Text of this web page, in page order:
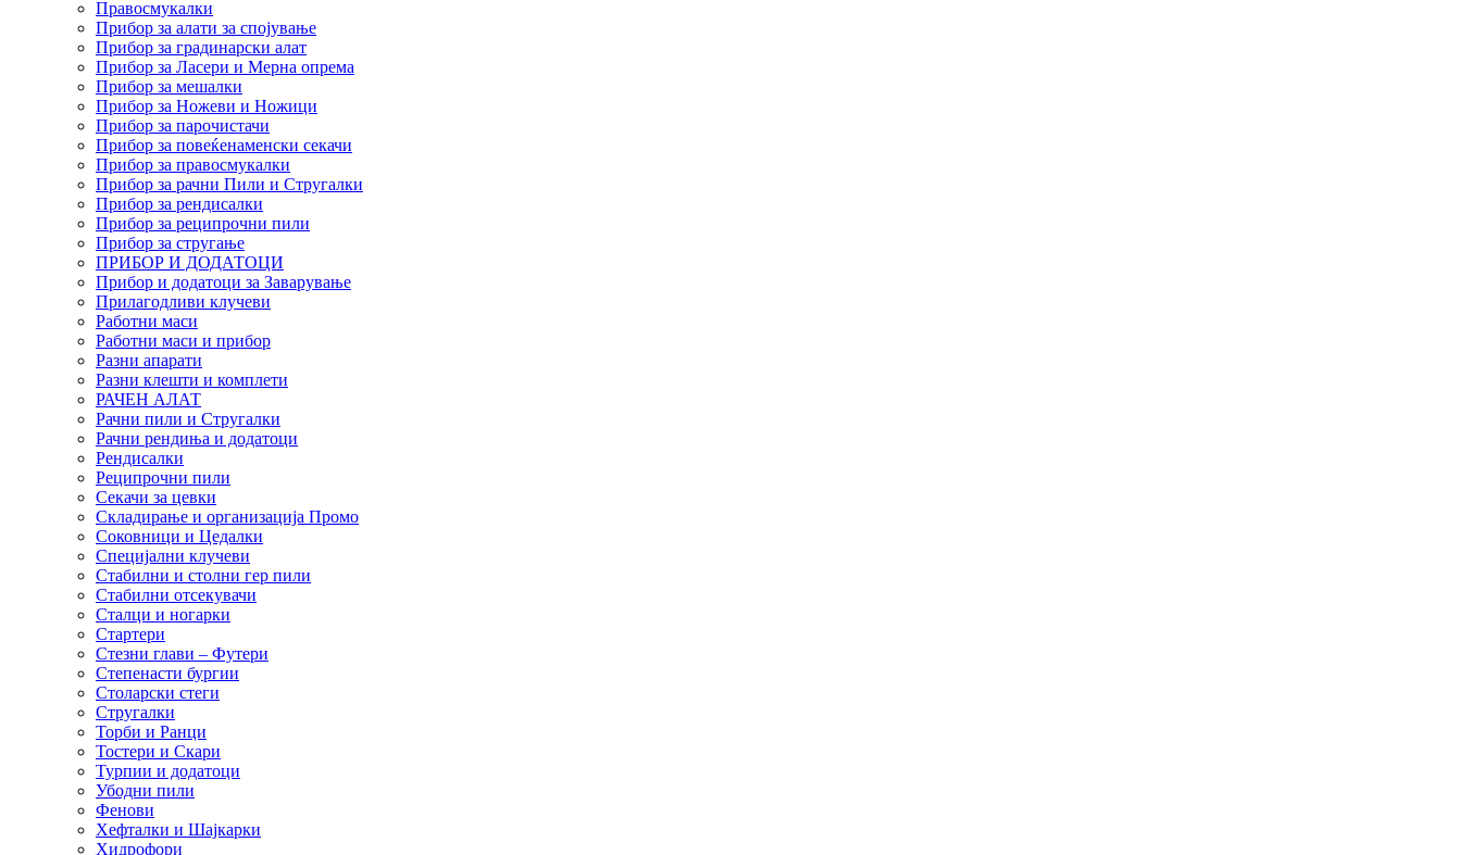
Правосмукалки
Прибор за алати за спојување
Прибор за градинарски алат
Прибор за Ласери и Мерна опрема
Прибор за мешалки
Прибор за Ножеви и Ножици
Прибор за парочистачи
Прибор за повеќенаменски секачи
Прибор за правосмукалки
Прибор за рачни Пили и Стругалки
Прибор за рендисалки
Прибор за реципрочни пили
Прибор за стругање
ПРИБОР И ДОДАТОЦИ
Прибор и додатоци за Заварување
Прилагодливи клучеви
Работни маси
Работни маси и прибор
Разни апарати
Разни клешти и комплети
РАЧЕН АЛАТ
Рачни пили и Стругалки
Рачни рендиња и додатоци
Рендисалки
Реципрочни пили
Секачи за цевки
Складирање и организација Промо
Соковници и Цедалки
Специјални клучеви
Стабилни и столни гер пили
Стабилни отсекувачи
Сталци и ногарки
Стартери
Стезни глави – Футери
Степенасти бургии
Столарски стеги
Стругалки
Торби и Ранци
Тостери и Скари
Турпии и додатоци
Убодни пили
Фенови
Хефталки и Шајкарки
Хидрофори